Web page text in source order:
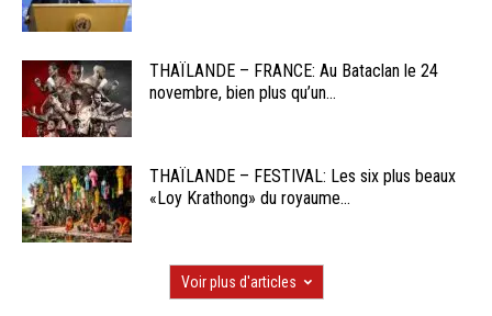
THAÏLANDE – FRANCE: Au Bataclan le 24
novembre, bien plus qu’un...
THAÏLANDE – FESTIVAL: Les six plus beaux
«Loy Krathong» du royaume...
Voir plus d'articles